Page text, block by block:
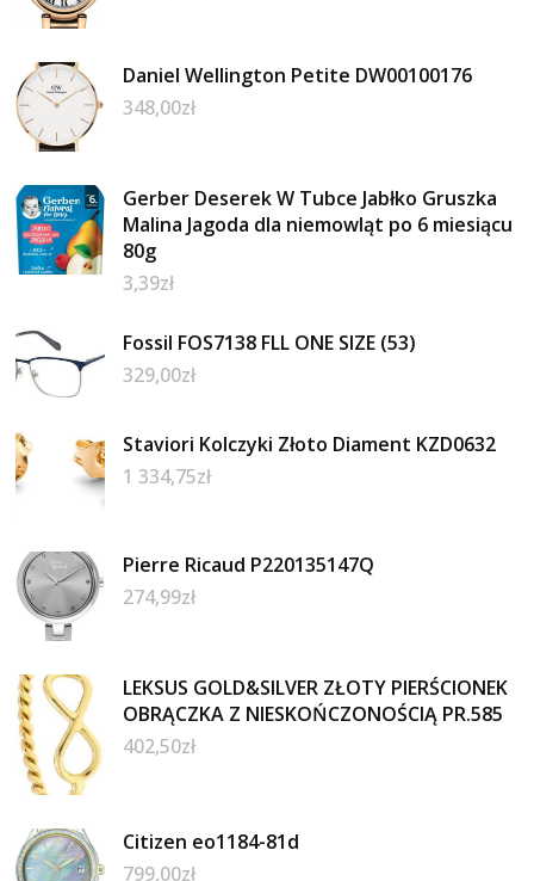
Daniel Wellington Petite DW00100176
348,00zł
Gerber Deserek W Tubce Jabłko Gruszka
Malina Jagoda dla niemowląt po 6 miesiącu
80g
3,39zł
Fossil FOS7138 FLL ONE SIZE (53)
329,00zł
Staviori Kolczyki Złoto Diament KZD0632
1 334,75zł
Pierre Ricaud P220135147Q
274,99zł
LEKSUS GOLD&SILVER ZŁOTY PIERŚCIONEK
OBRĄCZKA Z NIESKOŃCZONOŚCIĄ PR.585
402,50zł
Citizen eo1184-81d
799,00zł